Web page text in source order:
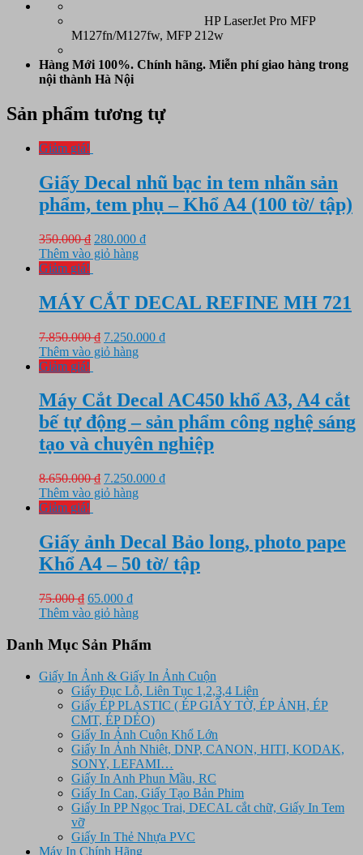
HP LaserJet Pro MFP
M127fn/M127fw, MFP 212w
Hàng Mới 100%. Chính hãng. Miễn phí giao hàng trong
nội thành Hà Nội
Sản phẩm tương tự
Giảm giá!
Giấy Decal nhũ bạc in tem nhãn sản
phẩm, tem phụ – Khổ A4 (100 tờ/ tập)
350.000₫ Giá
gốc
280.000 ₫Giá
280.000 ₫.
Thêm vào giỏ hàng
Giảm giá!
MÁY CẮT DECAL REFINE MH 721
7.850.000₫ Giá
gốc
7.250.000 ₫Giá
7.250.000 ₫.
Thêm vào giỏ hàng
Giảm giá!
Máy Cắt Decal AC450 khổ A3, A4 cắt
bế tự động – sản phẩm công nghệ sáng
tạo và chuyên nghiệp
8.650.000₫ Giá
gốc
7.250.000 ₫Giá
7.250.000 ₫.
Thêm vào giỏ hàng
Giảm giá!
Giấy ảnh Decal Bảo long, photo pape
Khổ A4 – 50 tờ/ tập
75.000₫ Giá
gốc
75.000 ₫.
65.000 ₫Giá
hiện
là:
Thêm vào giỏ hàng
Danh Mục Sản Phẩm
Giấy In Ảnh & Giấy In Ảnh Cuộn
Giấy Đục Lỗ, Liên Tục 1,2,3,4 Liên
Giấy ÉP PLASTIC ( ÉP GIẤY TỜ, ÉP ẢNH, ÉP
CMT, ÉP DẺO)
Giấy In Ảnh Cuộn Khổ Lớn
Giấy In Ảnh Nhiêt, DNP, CANON, HITI, KODAK,
SONY, LEFAMI…
Giấy In Anh Phun Mầu, RC
Giấy In Can, Giấy Tạo Bản Phim
Giấy In PP Ngọc Trai, DECAL cắt chữ, Giấy In Tem
vỡ
Giấy In Thẻ Nhựa PVC
Máy In Chính Hãng